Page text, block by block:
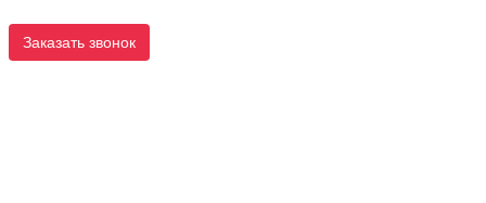
Заказать звонок